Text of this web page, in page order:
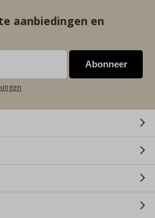
aanbiedingen en
Abonneer